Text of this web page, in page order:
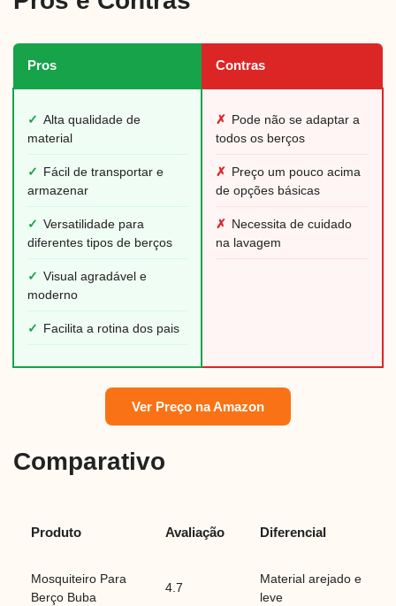
Pros Contras
✓ Alta qualidade de
material
✓
Fácil de transportar e
armazenar
✓ Versatilidade para
diferentes tipos de berços
✓ Visual agradável e
moderno
✓ Facilita a rotina dos pais
✗ Pode não se adaptar a
todos os berços
✗ Preço um pouco acima
de opções básicas
✗ Necessita de cuidado
na lavagem
Ver Preço na Amazon
Comparativo
Produto Avaliação Diferencial
Mosquiteiro Para
Berço Buba
4.7
Material arejado e
leve